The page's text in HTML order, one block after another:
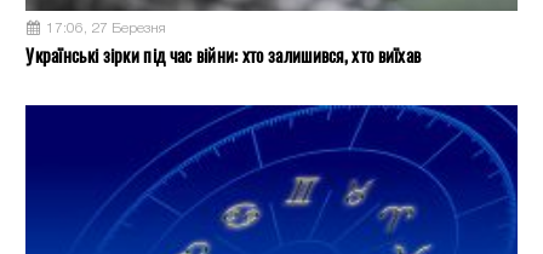
17:06, 27 Березня
Українські зірки під час війни: хто залишився, хто виїхав